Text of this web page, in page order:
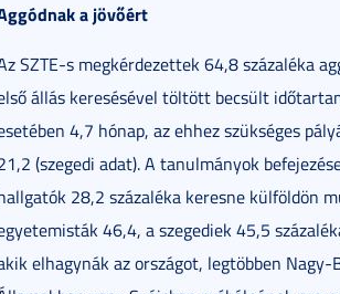
a jövőért
SZTE-s megkérdezettek 64,8 százaléka
állás keresésével töltött becsült
4,7 hónap, az ehhez szükséges
(szegedi adat). A tanulmányok
28,2 százaléka keresne külföldön
46,4, a szegediek 45,5
elhagynák az országot, legtöbben